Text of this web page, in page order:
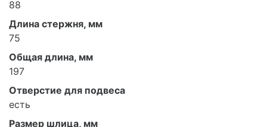
88
Длина стержня, мм
75
Общая длина, мм
197
Отверстие для подвеса
есть
Размер шлица, мм